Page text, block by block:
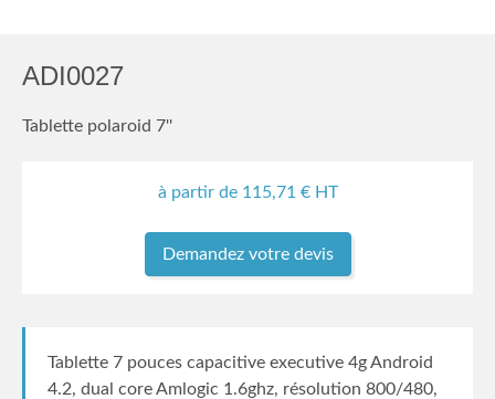
ADI0027
Tablette polaroid 7''
à partir de 115,71 € HT
Demandez votre devis
Tablette 7 pouces capacitive executive 4g Android
4.2, dual core Amlogic 1.6ghz, résolution 800/480,